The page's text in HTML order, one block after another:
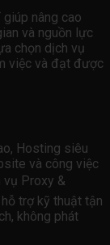
nâng cao
và nguồn lực
chọn dịch vụ
việc và đạt được
Hosting siêu
và công việc
Proxy &
trợ kỹ thuật tận
không phát